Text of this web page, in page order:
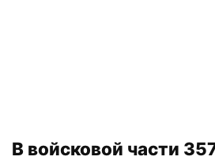
В войсковой части